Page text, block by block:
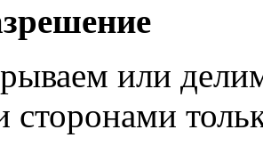
или
сторонами